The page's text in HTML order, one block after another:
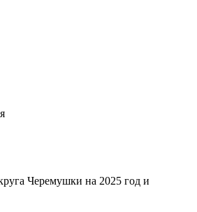
Черемушки на 2025 год и